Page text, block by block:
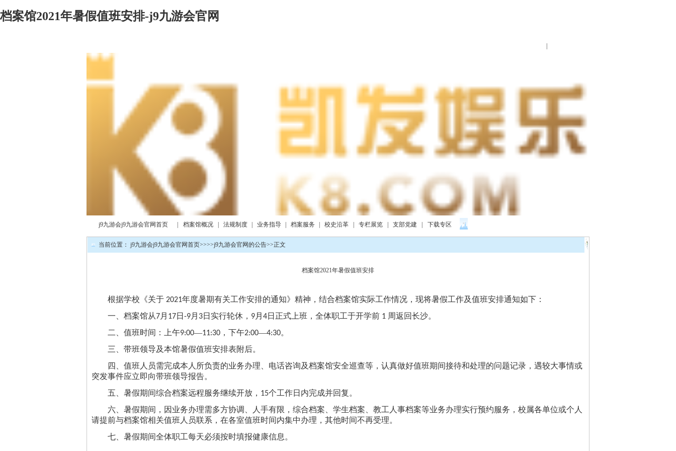
档案馆2021年暑假值班安排-j9九游会官网
j9九游会j9九游会官网首页 档案馆概况 法规制度 业务指导 档案服务 校史沿革 专栏展览 支部党建 下载专区
当前位置： j9九游会j9九游会官网首页>>>>j9九游会官网的公告>>正文
档案馆2021年暑假值班安排
根据学校《关于 2021年度暑期有关工作安排的通知》精神，结合档案馆实际工作情况，现将暑假工作及值班安排通知如下：
一、档案馆从7月 17日 -9月 3日实行轮休， 9月 4日正式上班，全体职工于开学前 1 周返回长沙。
二、值班时间：
上午9:00—11:30 ，下午2:00—4:30。
三、带班领导及本馆暑假值班安排表附后。
四、值班人员需完成本人所负责的业务办理、电话咨询及档案馆安全巡查等，认真做好值班期间接待和处理的问题记录，遇较大事情或
突发事件应立即向带班领导报告。
五、暑假期间综合档案远程服务继续开放， 15个工作日内完成并回复。
六、暑假期间，因业务办理需多方协调、人手有限，综合档案、学生档案、教工人事档案等业务办理实行预约服务，校属各单位或个人
请提前与档案馆相关值班人员联系，在各室值班时间内集中办理，其他时间不再受理。
七、暑假期间全体职工每天必须按时填报健康信息。